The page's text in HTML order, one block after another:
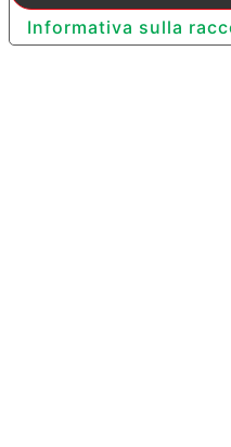
Informativa sulla